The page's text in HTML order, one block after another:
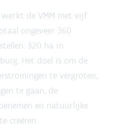
de VMM met vijf
ongeveer 360
320 ha in
Het doel is om de
te vergroten,
te gaan, de
en natuurlijke
creëren.